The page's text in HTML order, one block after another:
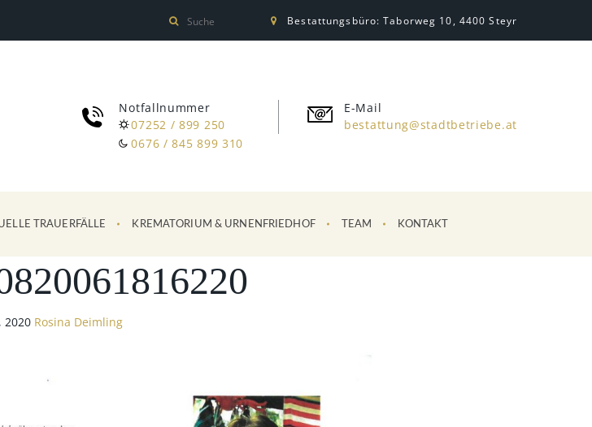
Bestattungsbüro: Taborweg 10, 4400 Steyr
Notfallnummer
07252 / 899 250
0676 / 845 899 310
E-Mail
bestattung@stadtbetriebe.at
TRAUERFÄLLE KREMATORIUM & URNENFRIEDHOF TEAM KONTAKT
2020 Rosina Deimling